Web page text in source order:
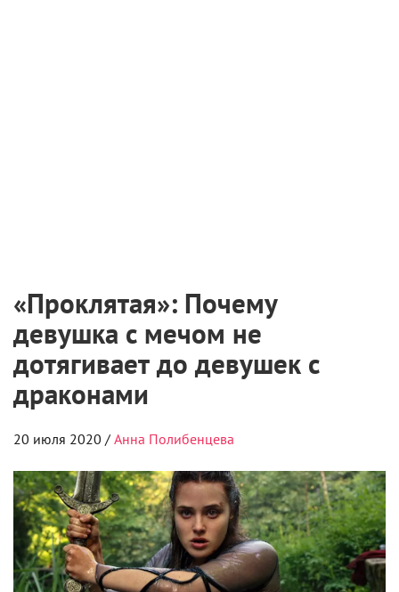
«Проклятая»: Почему
девушка с мечом не
дотягивает до девушек с
драконами
20 июля 2020 / Анна Полибенцева